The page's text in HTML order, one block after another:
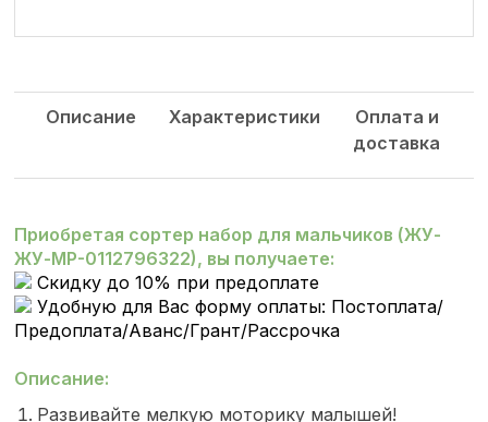
Описание Характеристики
Оплата и
доставка
Приобретая сортер набор для мальчиков (ЖУ-
ЖУ-МР-0112796322), вы получаете:
Скидку до 10% при предоплате
Удобную для Вас форму оплаты: Постоплата/
Предоплата/Аванс/Грант/Рассрочка
Описание:
Развивайте мелкую моторику малышей!